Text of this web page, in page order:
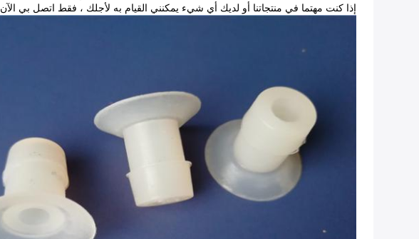
إذا كنت مهتما في منتجاتنا أو لديك أي شيء يمكنني القيام به لأجلك ، فقط اتصل بي الآن.